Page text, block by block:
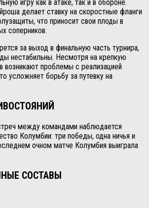
игру как в атаке, так и в обороне.
делает ставку на скоростные фланги
что приносит свои плоды в
соперников.
за выход в финальную часть турнира,
нестабильны. Несмотря на крепкую
возникают проблемы с реализацией
усложняет борьбу за путевку на
между командами наблюдается
Колумбии: три победы, одна ничья и
очном матче Колумбия выиграла
СОСТАВЫ